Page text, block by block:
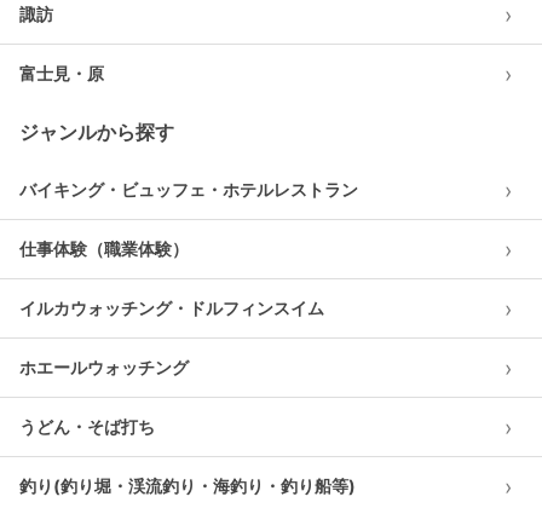
諏訪 ›
富士見・原 ›
ジャンルから探す
バイキング・ビュッフェ・ホテルレストラン ›
仕事体験（職業体験） ›
イルカウォッチング・ドルフィンスイム ›
ホエールウォッチング ›
うどん・そば打ち ›
釣り(釣り堀・渓流釣り・海釣り・釣り船等) ›